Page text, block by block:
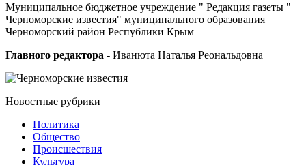
Муниципальное бюджетное учреждение " Редакция газеты "
Черноморские известия" муниципального образования
Черноморский район Республики Крым
Главного редактора - Иванюта Наталья Реональдовна
Новостные рубрики
Политика
Общество
Проиcшествия
Культура